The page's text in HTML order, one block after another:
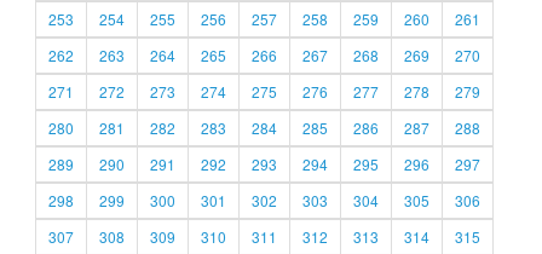
253
254 255 256 257 258 259 260
261
262
263 264 265 266 267 268 269
270
271
272 273 274 275 276 277 278
279
280
281 282 283 284 285 286 287
288
289
290 291 292 293 294 295 296
297
298
299 300 301 302 303 304 305
306
307
308 309 310 311 312 313 314
315